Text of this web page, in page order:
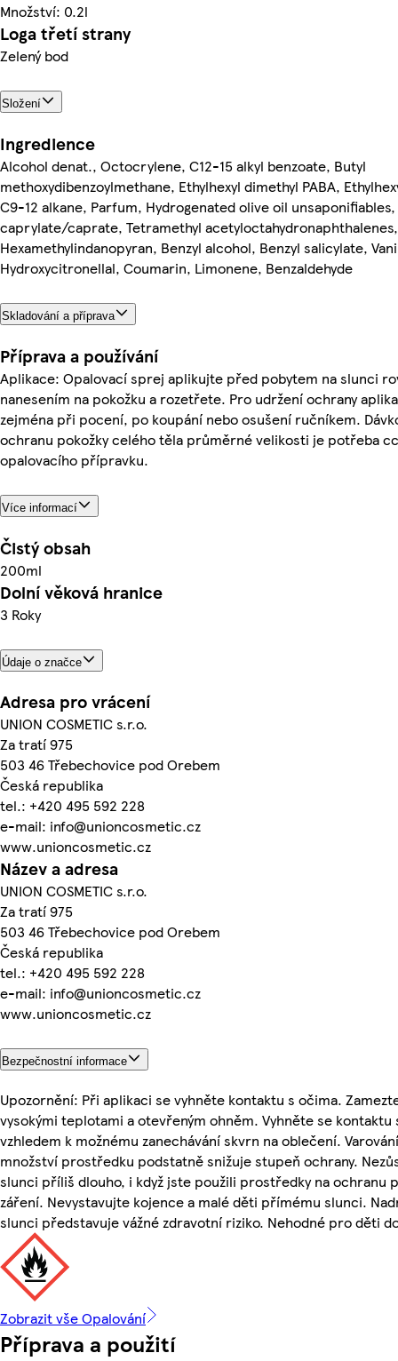
Množství: 0.2l
Loga třetí strany
Zelený bod
Složení
Ingredience
Alcohol denat., Octocrylene, C12-15 alkyl benzoate, Butyl
methoxydibenzoylmethane, Ethylhexyl dimethyl PABA,
C9-12 alkane, Parfum, Hydrogenated olive oil
caprylate/caprate, Tetramethyl acetyloctahydronaphthalenes,
Hexamethylindanopyran, Benzyl alcohol, Benzyl salicylate,
Hydroxycitronellal, Coumarin, Limonene, Benzaldehyde
Skladování a příprava
Příprava a používání
Aplikace: Opalovací sprej aplikujte před pobytem na slunci
nanesením na pokožku a rozetřete. Pro udržení ochrany
zejména při pocení, po koupání nebo osušení ručníkem.
ochranu pokožky celého těla průměrné velikosti je potřeba
opalovacího přípravku.
Více informací
Čistý obsah
200ml
Dolní věková hranice
3 Roky
Údaje o značce
Adresa pro vrácení
UNION COSMETIC s.r.o.
Za tratí 975
503 46 Třebechovice pod Orebem
Česká republika
tel.: +420 495 592 228
e-mail: info@unioncosmetic.cz
www.unioncosmetic.cz
Název a adresa
UNION COSMETIC s.r.o.
Za tratí 975
503 46 Třebechovice pod Orebem
Česká republika
tel.: +420 495 592 228
e-mail: info@unioncosmetic.cz
www.unioncosmetic.cz
Bezpečnostní informace
Upozornění: Při aplikaci se vyhněte kontaktu s očima.
vysokými teplotami a otevřeným ohněm. Vyhněte se
vzhledem k možnému zanechávání skvrn na oblečení.
množství prostředku podstatně snižuje stupeň ochrany.
slunci příliš dlouho, i když jste použili prostředky na ochranu
záření. Nevystavujte kojence a malé děti přímému slunci.
slunci představuje vážné zdravotní riziko. Nehodné pro děti
Zobrazit vše Opalování
Příprava a použití